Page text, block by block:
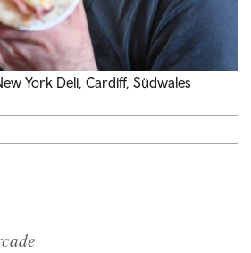
York Deli, Cardiff, Südwales